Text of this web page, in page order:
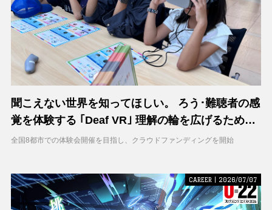
聞こえない世界を知ってほしい。 ろう･難聴者の感
覚を体験する ｢Deaf VR｣ 理解の輪を広げるため支
援募集を開始
全国8都市での体験会開催を目指し、クラウドファンディングを開始
CAREER | 2026/07/07